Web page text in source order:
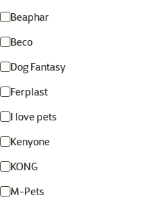
Beaphar
Beco
Dog Fantasy
Ferplast
I love pets
Kenyone
KONG
M-Pets